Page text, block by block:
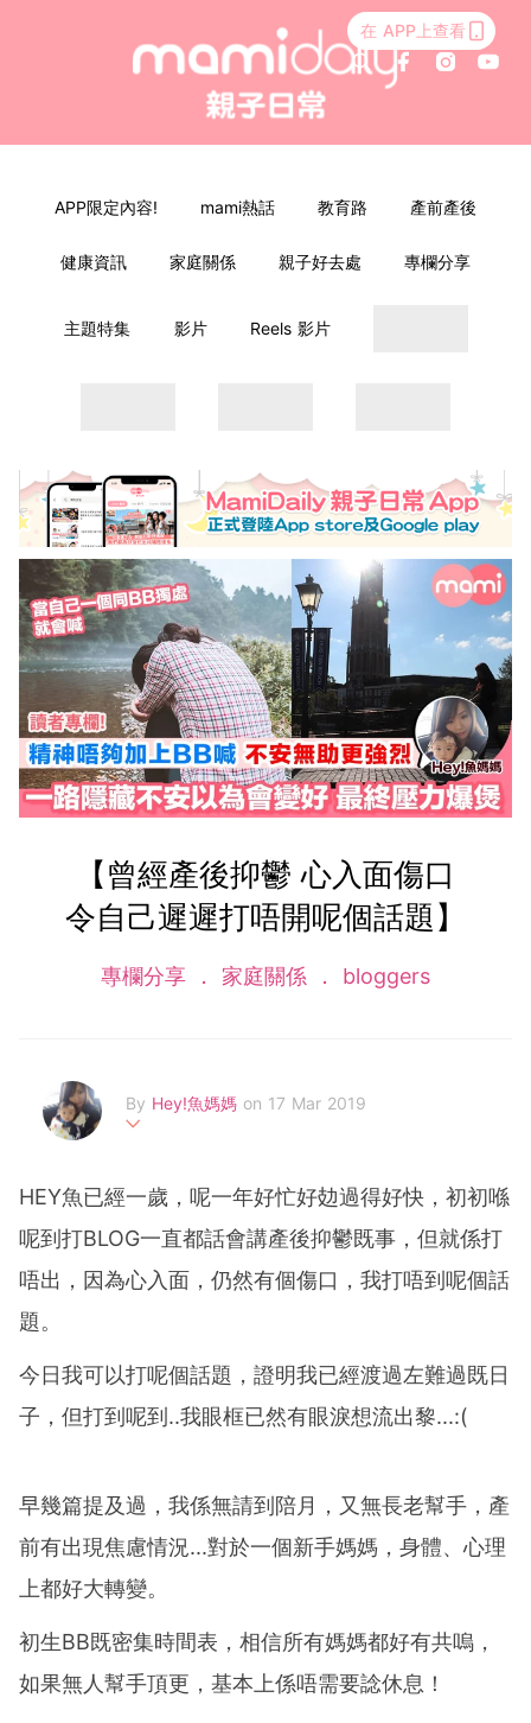
在 APP上查看
APP限定內容! mami熱話 教育路 產前產後
健康資訊 家庭關係 親子好去處 專欄分享
主題特集 影片 Reels 影片
【曾經產後抑鬱 心入面傷口
令自己遲遲打唔開呢個話題】
專欄分享 家庭關係 bloggers
By Hey!魚媽媽 on 17 Mar 2019
職自由港女擺身一變為全職媽媽.24小時x 365日全天侯湊b,
生活從此十分精彩.
HEY魚已經一歲，呢一年好忙好攰過得好快，初初喺
呢到打BLOG一直都話會講產後抑鬱既事，但就係打
唔出，因為心入面，仍然有個傷口，我打唔到呢個話
題。
今日我可以打呢個話題，證明我已經渡過左難過既日
子，但打到呢到..我眼框已然有眼淚想流出黎...:(
早幾篇提及過，我係無請到陪月，又無長老幫手，產
前有出現焦慮情況...對於一個新手媽媽，身體、心理
上都好大轉變。
初生BB既密集時間表，相信所有媽媽都好有共嗚，
如果無人幫手頂更，基本上係唔需要諗休息！